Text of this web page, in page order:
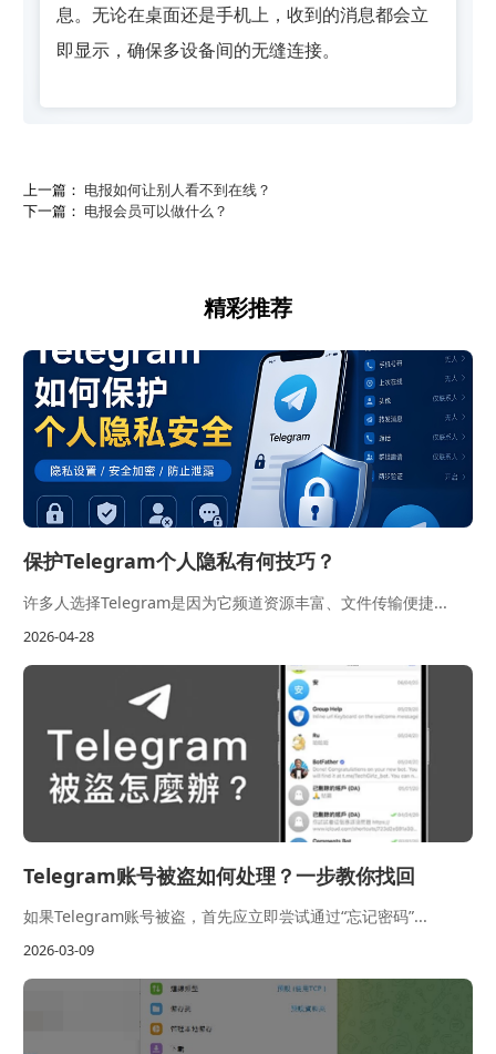
息。无论在桌面还是手机上，收到的消息都会立
即显示，确保多设备间的无缝连接。
上一篇： 电报如何让别人看不到在线？
下一篇： 电报会员可以做什么？
精彩推荐
保护Telegram个人隐私有何技巧？
许多人选择Telegram是因为它频道资源丰富、文件传输便捷...
2026-04-28
Telegram账号被盗如何处理？一步教你找回
如果Telegram账号被盗，首先应立即尝试通过“忘记密码”...
2026-03-09